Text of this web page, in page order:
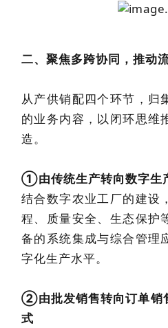
二、聚焦多跨协同，推动
从产供销配四个环节，归
的业务内容，以闭环思维
造。
①由传统生产转向数字生
结合数字农业工厂的建设
程、质量安全、生态保护
备的系统集成与综合管理
字化生产水平。
②由批发销售转向订单销
式